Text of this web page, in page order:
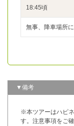
18:45頃
無事、降車場所
▼備考
※本ツアーはハピ
す。注意事項をご